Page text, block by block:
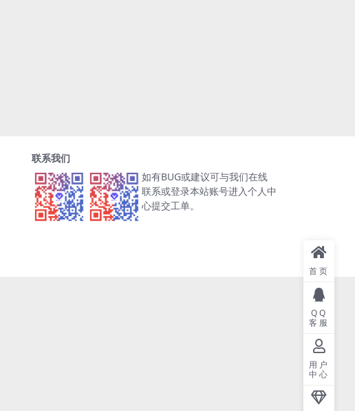
联系我们
如有BUG或建议可与我们在线
联系或登录本站账号进入个人中
心提交工单。
首页
QQ
客服
用户
中心